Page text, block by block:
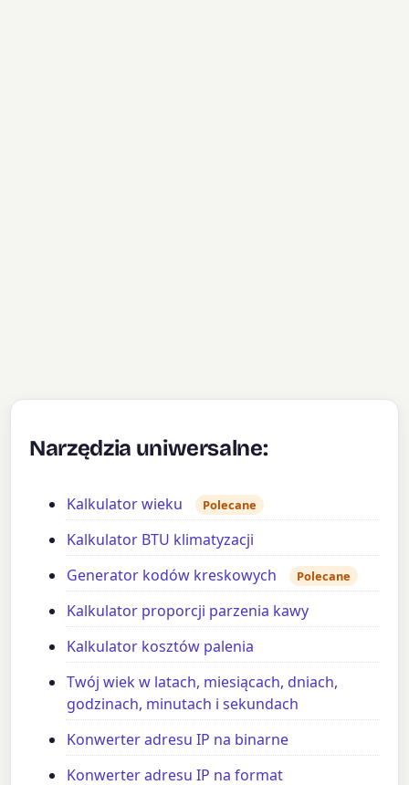
Narzędzia uniwersalne:
Kalkulator wieku Polecane
Kalkulator BTU klimatyzacji
Generator kodów kreskowych
Polecane
Kalkulator proporcji parzenia kawy
Kalkulator kosztów palenia
Twój wiek w latach, miesiącach, dniach,
godzinach, minutach i sekundach
Konwerter adresu IP na binarne
Konwerter adresu IP na format